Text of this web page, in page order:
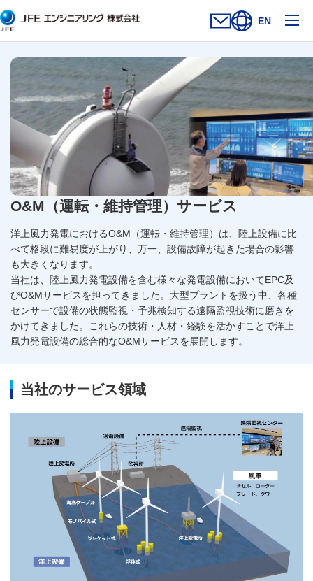
お問い合わせフォー
新規ウィンドウを開
サイト内検索を
EN
O&M（運転・維持管理）サービス
洋上風力発電におけるO&M（運転・維持管理）は、陸上設備に比
べて格段に難易度が上がり、万一、設備故障が起きた場合の影響
も大きくなります。
当社は、陸上風力発電設備を含む様々な発電設備においてEPC及
びO&Mサービスを担ってきました。大型プラントを扱う中、各種
センサーで設備の状態監視・予兆検知する遠隔監視技術に磨きを
かけてきました。これらの技術・人材・経験を活かすことで洋上
風力発電設備の総合的なO&Mサービスを展開します。
当社のサービス領域